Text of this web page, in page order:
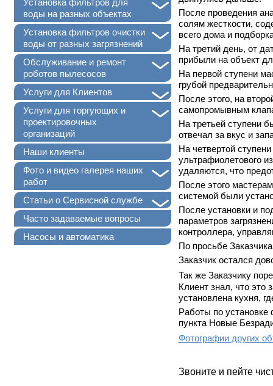
+
Установка фильтров для
воды на разных объектах
+
Установка фильтров очистки
воды от разных загрязнений
+
Обслуживание и ремонт
роботов пылесосов
Услуги для Клиентов
+
Услуги для торгующих и
проектировочных
организаций
Наши клиенты
+
Фото и видео галерея наших
работ
+
Статьи о Сервисной службе
Часто задаваемые вопросы
Насосы и автоматика
После проведения
солям жесткости,
всего дома и
На третий день, от
прибыли на объект
На первой ступени
грубой
После этого, на
самопромывным
На третьей ступени
отвечал за вкус и
На четвертой
ультрафиолетового
удаляются, что
После этого
системой были
После установки и
параметров
контроллера,
По просьбе
Заказчик остался
Так же Заказчику
Клиент знал, что это
установлена кухня,
Работы по установке
пункта Новые
Фотографии других
Звоните и пейте